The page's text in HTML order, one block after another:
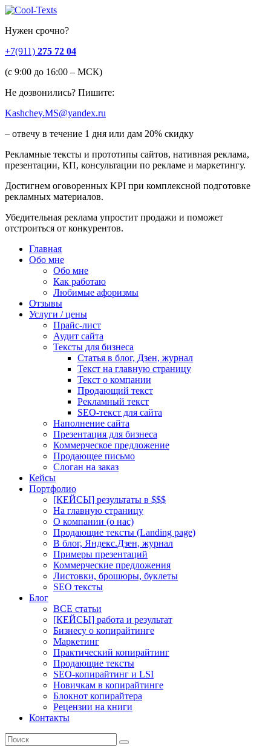
Нужен срочно?
+7(911) 275 72 04
(c 9:00 до 16:00 – МСК)
Не дозвонились? Пишите:
Kashchey.MS@yandex.ru
– отвечу в течение 1 дня или дам 20% скидку
Рекламные тексты и прототипы сайтов, нативная реклама,
презентации, КП, консультации по рекламе и маркетингу.
Достигнем оговоренных KPI при комплексной подготовке
рекламных материалов.
Убедительная реклама упростит продажи и поможет
отстроиться от конкурентов.
Главная
Обо мне
Обо мне
Как работаю
Любимые афоризмы
Отзывы
Услуги / цены
Прайс-лист
Аудит сайта
Тексты для бизнеса
Статья в блог, Дзен, журнал
Текст на главную страницу
Текст о компании
Продающий текст
Рекламный текст
SEO-текст для сайта
Наполнение сайта
Презентация для бизнеса
Коммерческое предложение
Продающее письмо
Слоган на заказ
Кейсы
Портфолио
[КЕЙСЫ] результаты в $$$
На главную страницу
О компании (о нас)
Продающие тексты (Landing page)
В блог, Яндекс.Дзен, журнал
Примеры презентаций
Коммерческие предложения
Листовки, брошюры, буклеты
SEO тексты
Блог
ВСЕ статьи
[КЕЙСЫ] работа и результат
Бизнесу о копирайтинге
Маркетинг
Практический копирайтинг
Продающие тексты
SEO-копирайтинг и LSI
Новичкам в копирайтинге
Блокнот копирайтера
Рецензии на книги
Контакты